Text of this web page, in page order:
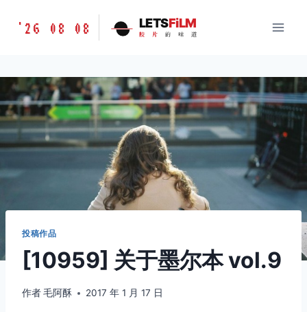
胶
味
道
LETSFILM
'26 08 08 LETSFiLM
胶 片 的 味 道
投稿作品
[10959] 关于墨尔本 vol.9
作者毛阿酥 2017 年 1 月 17 日